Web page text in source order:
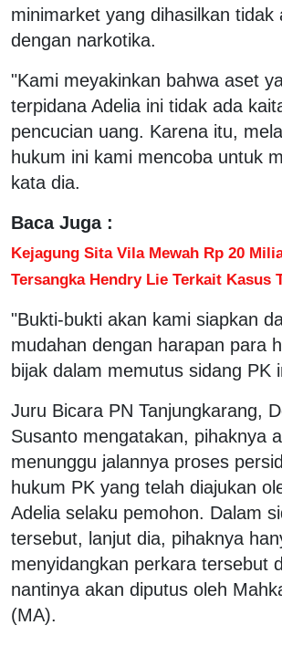
minimarket yang dihasilkan tidak
dengan narkotika.
"Kami meyakinkan bahwa aset
terpidana Adelia ini tidak ada
pencucian uang. Karena itu,
hukum ini kami mencoba untuk
kata dia.
Baca Juga :
Kejagung Sita Vila Mewah Rp 20
Tersangka Hendry Lie Terkait Kasus
"Bukti-bukti akan kami siapkan
mudahan dengan harapan para
bijak dalam memutus sidang PK
Juru Bicara PN Tanjungkarang,
Susanto mengatakan, pihaknya
menunggu jalannya proses
hukum PK yang telah diajukan
Adelia selaku pemohon. Dalam
tersebut, lanjut dia, pihaknya
menyidangkan perkara tersebut
nantinya akan diputus oleh
(MA).